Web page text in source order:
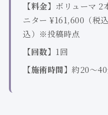
【料金】 ボリューマ 2
ニター ¥161,600（税
込）※投稿時点
【回数】 1回
【施術時間】約20〜